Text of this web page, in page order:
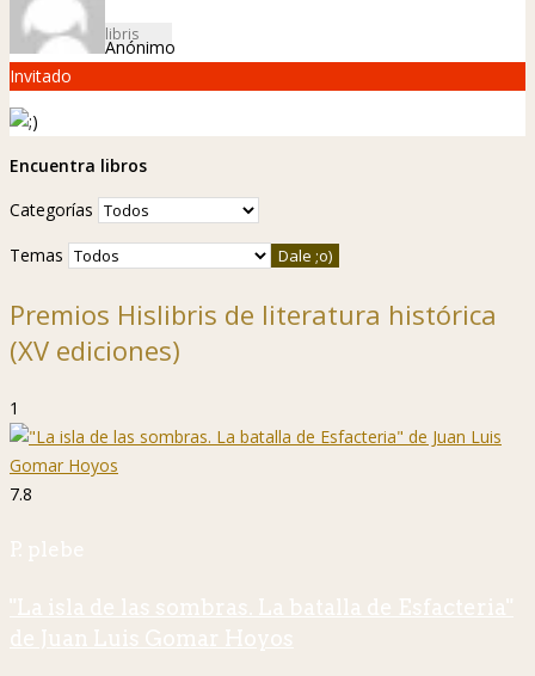
Anónimo
Invitado
Encuentra libros
Categorías
Temas
Premios Hislibris de literatura histórica
(XV ediciones)
1
7.8
P. plebe
"La isla de las sombras. La batalla de Esfacteria"
de Juan Luis Gomar Hoyos